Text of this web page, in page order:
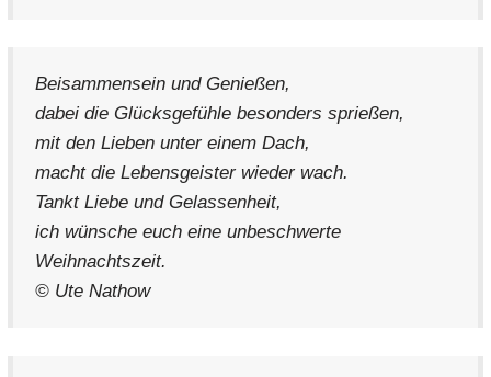
Beisammensein und Genießen,
dabei die Glücksgefühle besonders sprießen,
mit den Lieben unter einem Dach,
macht die Lebensgeister wieder wach.
Tankt Liebe und Gelassenheit,
ich wünsche euch eine unbeschwerte
Weihnachtszeit.
© Ute Nathow